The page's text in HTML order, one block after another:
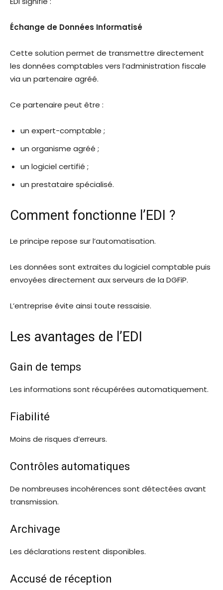
Échange de Données Informatisé
Cette solution permet de transmettre directement
les données comptables vers l’administration fiscale
via un partenaire agréé.
Ce partenaire peut être :
un expert-comptable ;
un organisme agréé ;
un logiciel certifié ;
un prestataire spécialisé.
Comment fonctionne l’EDI ?
Le principe repose sur l’automatisation.
Les données sont extraites du logiciel comptable puis
envoyées directement aux serveurs de la DGFiP.
L’entreprise évite ainsi toute ressaisie.
Les avantages de l’EDI
Gain de temps
Les informations sont récupérées automatiquement.
Fiabilité
Moins de risques d’erreurs.
Contrôles automatiques
De nombreuses incohérences sont détectées avant
transmission.
Archivage
Les déclarations restent disponibles.
Accusé de réception